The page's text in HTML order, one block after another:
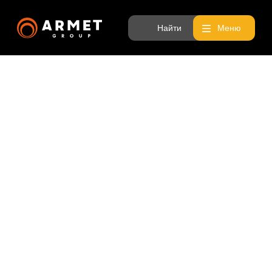
Найти